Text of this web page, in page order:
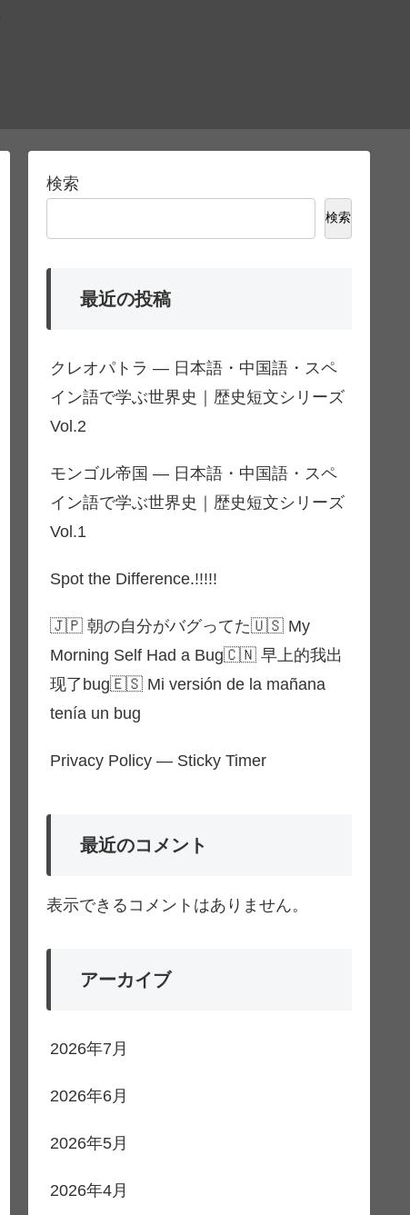
検索
検索
最近の投稿
クレオパトラ ― 日本語・中国語・スペ
イン語で学ぶ世界史｜歴史短文シリーズ
Vol.2
モンゴル帝国 ― 日本語・中国語・スペ
イン語で学ぶ世界史｜歴史短文シリーズ
Vol.1
Spot the Difference.!!!!!
🇯🇵 朝の自分がバグってた🇺🇸 My
Morning Self Had a Bug🇨🇳 早上的我出
现了bug🇪🇸 Mi versión de la mañana
tenía un bug
Privacy Policy — Sticky Timer
最近のコメント
表示できるコメントはありません。
アーカイブ
2026年7月
2026年6月
2026年5月
2026年4月